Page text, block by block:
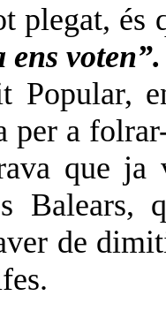
plegat, és
ens voten”.
Popular,
per a
que
Balears,
de